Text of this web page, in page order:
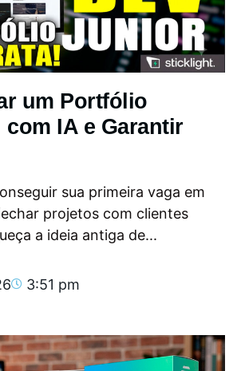
um Portfólio
com IA e Garantir
sua primeira vaga em
projetos com clientes
a ideia antiga de...
3:51 pm